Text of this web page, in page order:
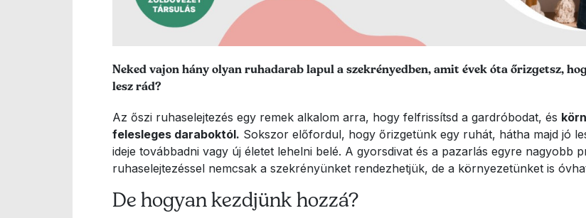
Lead szöveg
Neked vajon hány olyan ruhadarab lapul a szekrényedben, amit évek óta őrizgetsz,
lesz rád?
Az őszi ruhaselejtezés egy remek alkalom arra, hogy felfrissítsd a gardróbodat, és
felesleges daraboktól. Sokszor előfordul, hogy őrizgetünk egy ruhát, hátha majd jó
ideje továbbadni vagy új életet lehelni belé. A gyorsdivat és a pazarlás egyre nagyobb
ruhaselejtezéssel nemcsak a szekrényünket rendezhetjük, de a környezetünket is
De hogyan kezdjünk hozzá?